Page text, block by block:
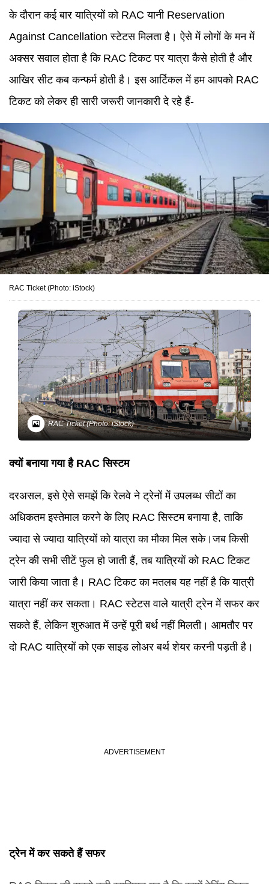
के दौरान कई बार यात्रियों को RAC यानी Reservation
Against Cancellation स्टेटस मिलता है। ऐसे में लोगों के मन में
अक्सर सवाल होता है कि RAC टिकट पर यात्रा कैसे होती है और
आखिर सीट कब कन्फर्म होती है। इस आर्टिकल में हम आपको RAC
टिकट को लेकर ही सारी जरूरी जानकारी दे रहे हैं-
RAC Ticket (Photo: iStock)
RAC Ticket (Photo: iStock)
क्यों बनाया गया है RAC सिस्टम
दरअसल, इसे ऐसे समझें कि रेलवे ने ट्रेनों में उपलब्ध सीटों का
अधिकतम इस्तेमाल करने के लिए RAC सिस्टम बनाया है, ताकि
ज्यादा से ज्यादा यात्रियों को यात्रा का मौका मिल सके।जब किसी
ट्रेन की सभी सीटें फुल हो जाती हैं, तब यात्रियों को RAC टिकट
जारी किया जाता है। RAC टिकट का मतलब यह नहीं है कि यात्री
यात्रा नहीं कर सकता। RAC स्टेटस वाले यात्री ट्रेन में सफर कर
सकते हैं, लेकिन शुरुआत में उन्हें पूरी बर्थ नहीं मिलती। आमतौर पर
दो RAC यात्रियों को एक साइड लोअर बर्थ शेयर करनी पड़ती है।
ट्रेन में कर सकते हैं सफर